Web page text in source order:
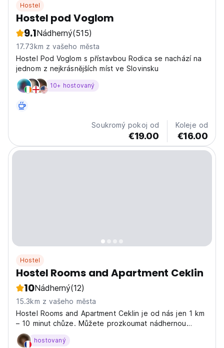
Hostel
Hostel pod Voglom
9.1Nádherný(515)
17.73km z vašeho města
Hostel Pod Voglom s přístavbou Rodica se nachází na
jednom z nejkrásnějších míst ve Slovinsku
10+ hostovaný
Soukromý pokoj od
€19.00
Koleje od
€16.00
Hostel
Hostel Rooms and Apartment Ceklin
10Nádherný(12)
15.3km z vašeho města
Hostel Rooms and Apartment Ceklin je od nás jen 1 km
– 10 minut chůze. Můžete prozkoumat nádhernou
přírodu, soutěsku Mostnica, údolí Voje a vodopád
Savica.hostovaný